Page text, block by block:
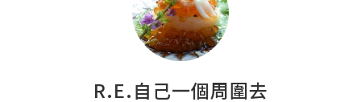
R.E.自己一個周圍去